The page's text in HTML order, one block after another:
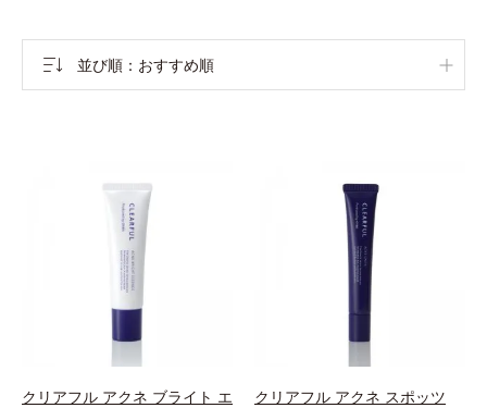
並び順 おすすめ順
クリアフル アクネ ブライト エ
クリアフル アクネ スポッツ